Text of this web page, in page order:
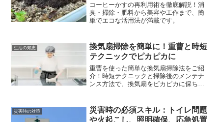
コーヒーかすの再利用術を徹底解説！消
臭・掃除・肥料から美容や工作まで、簡
単でエコな活用法が満載です。
生活の知恵
換気扇掃除を簡単に！重曹と時短
テクニックでピカピカに
重曹を使った簡単な換気扇掃除法をご紹
介！時短テクニックと掃除後のメンテナ
ンス方法で、換気扇をピカピカに保ちま
災害時の対策
災害時の必須スキル：トイレ問題
や火起こし、照明確保、応急処置